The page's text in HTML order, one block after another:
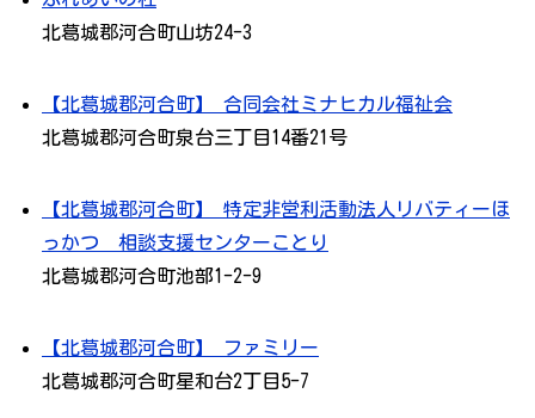
北葛城郡河合町山坊24-3
【北葛城郡河合町】 合同会社ミナヒカル福祉会
北葛城郡河合町泉台三丁目14番21号
【北葛城郡河合町】 特定非営利活動法人リバティーほ
っかつ 相談支援センターことり
北葛城郡河合町池部1-2-9
【北葛城郡河合町】 ファミリー
北葛城郡河合町星和台2丁目5-7